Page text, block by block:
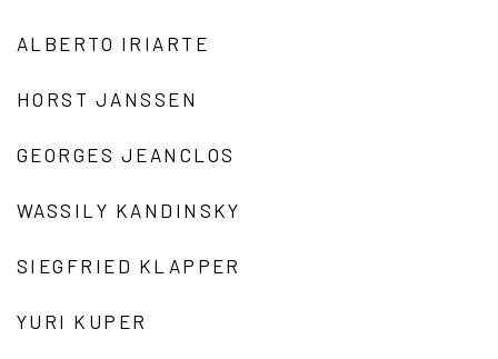
ALBERTO IRIARTE
HORST JANSSEN
GEORGES JEANCLOS
WASSILY KANDINSKY
SIEGFRIED KLAPPER
YURI KUPER